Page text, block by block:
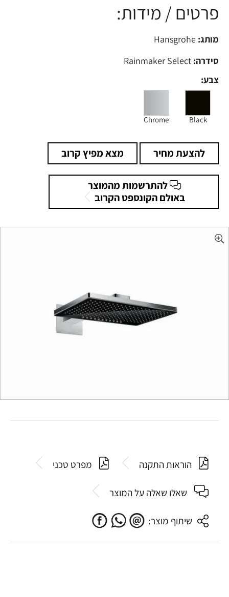
פרטים / מידות:
מותג:
סידרה:
צבע:
Black
Chrome
להצעת מחיר מצא מפיץ קרוב
להתרשמות מהמוצר
באולם הקונספט הקרוב
הוראות התקנה מפרט טכני
שאלו שאלה על המוצר
שיתוף מוצר: